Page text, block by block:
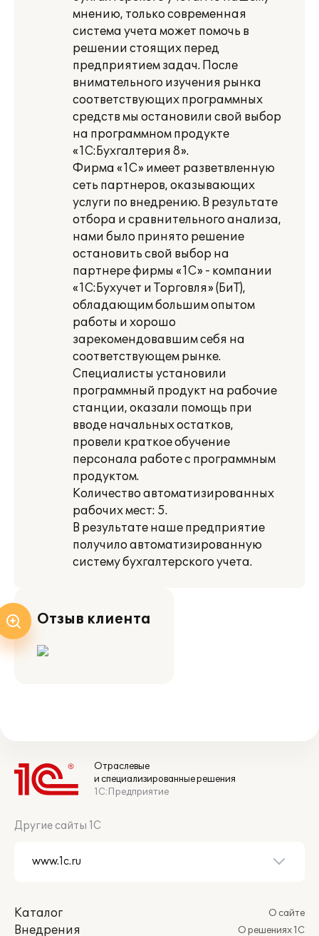
мнению, только современная
система учета может помочь в
решении стоящих перед
предприятием задач. После
внимательного изучения рынка
соответствующих программных
средств мы остановили свой выбор
на программном продукте
«1С:Бухгалтерия 8».
Фирма «1С» имеет разветвленную
сеть партнеров, оказывающих
услуги по внедрению. В результате
отбора и сравнительного анализа,
нами было принято решение
остановить свой выбор на
партнере фирмы «1С» - компании
«1С:Бухучет и Торговля» (БиТ),
обладающим большим опытом
работы и хорошо
зарекомендовавшим себя на
соответствующем рынке.
Специалисты установили
программный продукт на рабочие
станции, оказали помощь при
вводе начальных остатков,
провели краткое обучение
персонала работе с программным
продуктом.
Количество автоматизированных
рабочих мест: 5.
В результате наше предприятие
получило автоматизированную
систему бухгалтерского учета.
Отзыв клиента
Отраслевые
и специализированные решения
1С:Предприятие
Другие сайты 1С
Каталог
Внедрения
О сайте
О решениях 1С